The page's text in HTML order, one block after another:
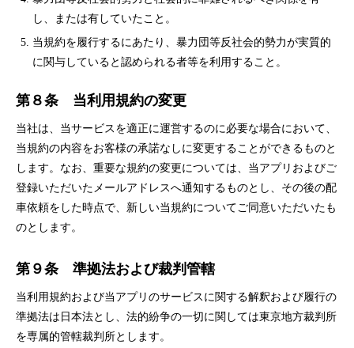
し、または有していたこと。
当規約を履行するにあたり、暴力団等反社会的勢力が実質的
に関与していると認められる者等を利用すること。
第８条 当利用規約の変更
当社は、当サービスを適正に運営するのに必要な場合において、
当規約の内容をお客様の承諾なしに変更することができるものと
します。なお、重要な規約の変更については、当アプリおよびご
登録いただいたメールアドレスへ通知するものとし、その後の配
車依頼をした時点で、新しい当規約についてご同意いただいたも
のとします。
第９条 準拠法および裁判管轄
当利用規約および当アプリのサービスに関する解釈および履行の
準拠法は日本法とし、法的紛争の一切に関しては東京地方裁判所
を専属的管轄裁判所とします。